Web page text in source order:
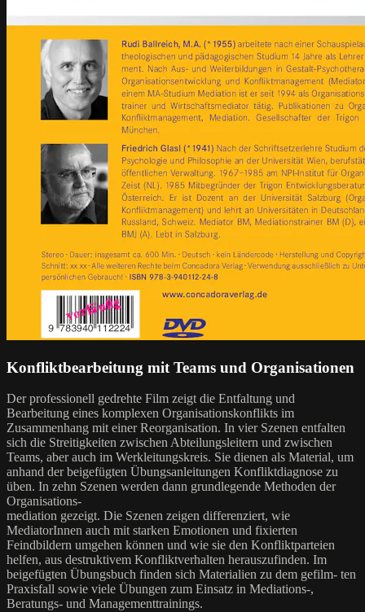
Konfliktbearbeitung mit Teams und Organisationen
Der professionell gedrehte Film zeigt die Entfaltung und
Bearbeitung eines komplexen Organisationskonflikts im
Zusammenhang mit einer Reorganisation. In vier Szenen entfalten
sich die Streitigkeiten zwischen Abteilungsleitern und zwischen
Teams, aber auch im Werkleitungskreis. Sie dienen als Material, um
anhand der beigefügten Übungsanleitungen Konfliktdiagnose zu
üben. In zehn Szenen werden dann grundlegende Methoden der
Organisations-
mediation gezeigt. Die Szenen zeigen differenziert, wie
MediatorInnen auch mit starken Emotionen und fixierten
Feindbildern umgehen können und wie sie den Konfliktparteien
helfen, aus destruktivem Konfliktverhalten herauszufinden. Im
beigefügten Übungsbuch finden sich Materialien zu dem gefilm- ten
Praxisfall sowie viele Übungen zum Einsatz in Mediations-,
Beratungs- und Managementtrainings.